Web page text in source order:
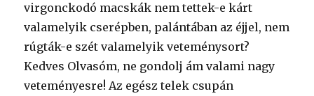
virgonckodó macskák nem tettek-e kárt
valamelyik cserépben, palántában az éjjel, nem
rúgták-e szét valamelyik veteménysort?
Kedves Olvasóm, ne gondolj ám valami nagy
veteményesre! Az egész telek csupán